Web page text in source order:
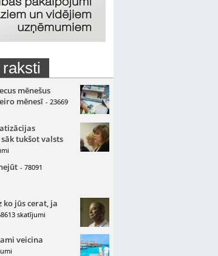
mēnešus
mēnesī - 23669
tukšot valsts
- 78091
ko jūs cerat, ja
skatījumi
veicina